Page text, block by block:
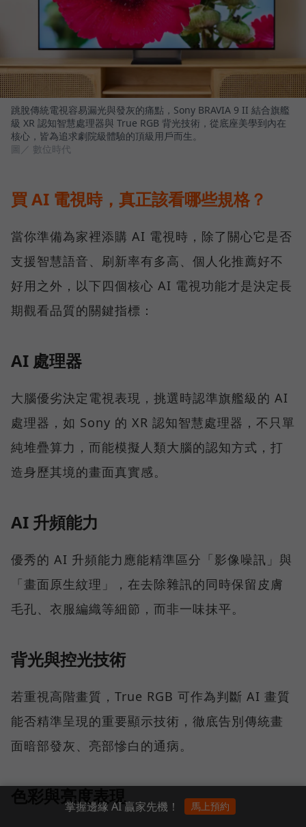
跳脫傳統電視容易漏光與發灰的痛點，Sony BRAVIA 9 II 結合旗艦
級 XR 認知智慧處理器與 True RGB 背光技術，從底座美學到內在
核心，皆為追求劇院級體驗的頂級用戶而生。
圖／ 數位時代
買 AI 電視時，真正該看哪些規格？
當你準備為家裡添購 AI 電視時，除了關心它是否
支援智慧語音、刷新率有多高、個人化推薦好不
好用之外，以下四個核心 AI 電視功能才是決定長
期觀看品質的關鍵指標：
AI 處理器
大腦優劣決定電視表現，挑選時認準旗艦級的 AI
處理器，如 Sony 的 XR 認知智慧處理器，不只單
純堆疊算力，而能模擬人類大腦的認知方式，打
造身歷其境的畫面真實感。
AI 升頻能力
優秀的 AI 升頻能力應能精準區分「影像噪訊」與
「畫面原生紋理」，在去除雜訊的同時保留皮膚
毛孔、衣服編織等細節，而非一味抹平。
背光與控光技術
若重視高階畫質，True RGB 可作為判斷 AI 畫質
能否精準呈現的重要顯示技術，徹底告別傳統畫
面暗部發灰、亮部慘白的通病。
色彩與亮度表現
掌握邊緣 AI 贏家先機！ 馬上預約